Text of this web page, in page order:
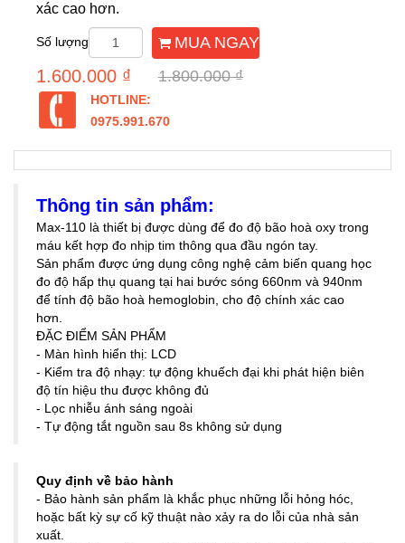
xác cao hơn.
Số lượng MUA NGAY
1.600.000 ₫ 1.800.000 ₫
HOTLINE:
0975.991.670
Thông tin sản phẩm:
Max-110 là thiết bị được dùng để đo độ bão hoà oxy trong
máu kết hợp đo nhịp tim thông qua đầu ngón tay.
Sản phẩm được ứng dụng công nghệ cảm biến quang học
đo độ hấp thụ quang tại hai bước sóng 660nm và 940nm
để tính độ bão hoà hemoglobin, cho độ chính xác cao
hơn.
ĐẶC ĐIỂM SẢN PHẨM
- Màn hình hiển thị: LCD
- Kiểm tra độ nhạy: tự động khuếch đại khi phát hiện biên
độ tín hiệu thu được không đủ
- Lọc nhiễu ánh sáng ngoài
- Tự động tắt nguồn sau 8s không sử dụng
Quy định về bảo hành
- Bảo hành sản phẩm là khắc phục những lỗi hỏng hóc,
hoặc bất kỳ sự cố kỹ thuật nào xảy ra do lỗi của nhà sản
xuất.